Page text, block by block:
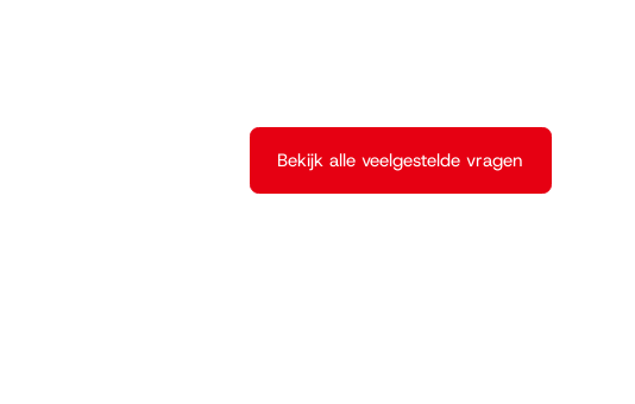
distributeur worden?
Bekijk alle veelgestelde vragen